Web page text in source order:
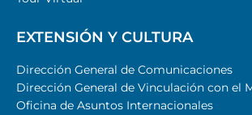
EXTENSIÓN Y CULTURA
Dirección General de Comunicaciones
Dirección General de Vinculación con el
Oficina de Asuntos Internacionales